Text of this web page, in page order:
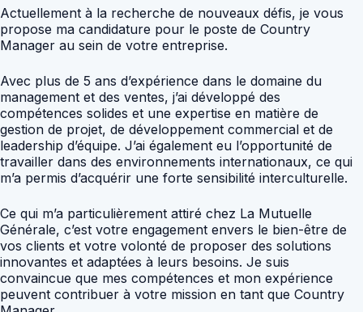
Actuellement à la recherche de nouveaux défis, je vous
propose ma candidature pour le poste de Country
Manager au sein de votre entreprise.
Avec plus de 5 ans d’expérience dans le domaine du
management et des ventes, j’ai développé des
compétences solides et une expertise en matière de
gestion de projet, de développement commercial et de
leadership d’équipe. J’ai également eu l’opportunité de
travailler dans des environnements internationaux, ce qui
m’a permis d’acquérir une forte sensibilité interculturelle.
Ce qui m’a particulièrement attiré chez La Mutuelle
Générale, c’est votre engagement envers le bien-être de
vos clients et votre volonté de proposer des solutions
innovantes et adaptées à leurs besoins. Je suis
convaincue que mes compétences et mon expérience
peuvent contribuer à votre mission en tant que Country